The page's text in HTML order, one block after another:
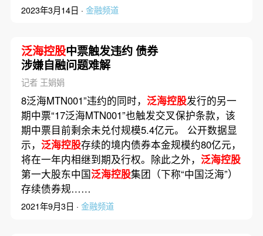
2023年3月14日 · 金融频道
泛海控股中票触发违约 债券
涉嫌自融问题难解
记者 王娟娟
8泛海MTN001”违约的同时， 泛海控股发行的另一
期中票“17泛海MTN001”也触发交叉保护条款，该
期中票目前剩余未兑付规模5.4亿元。 公开数据显
示， 泛海控股存续的境内债券本金规模约80亿元，
将在一年内相继到期及行权。除此之外， 泛海控股
第一大股东中国泛海控股集团（下称“中国泛海”）
存续债券规……
2021年9月3日 · 金融频道